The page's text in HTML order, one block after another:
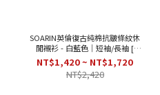
SOARIN英倫復古純棉抗皺條紋休
閒襯衫 - 白藍色｜短袖/長袖 [
212C438/212C438-1 ]
NT$1,420 ~ NT$1,720
NT$2,420